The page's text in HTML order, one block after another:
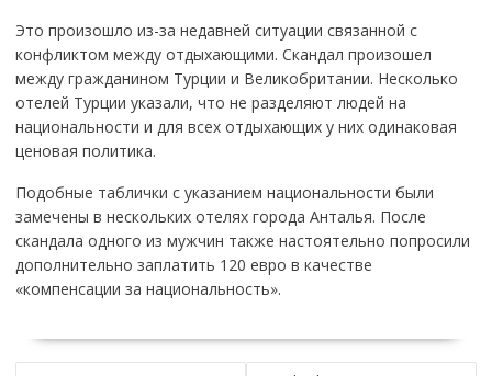
Это произошло из-за недавней ситуации связанной с
конфликтом между отдыхающими. Скандал произошел
между гражданином Турции и Великобритании. Несколько
отелей Турции указали, что не разделяют людей на
национальности и для всех отдыхающих у них одинаковая
ценовая политика.
Подобные таблички с указанием национальности были
замечены в нескольких отелях города Анталья. После
скандала одного из мужчин также настоятельно попросили
дополнительно заплатить 120 евро в качестве
«компенсации за национальность».